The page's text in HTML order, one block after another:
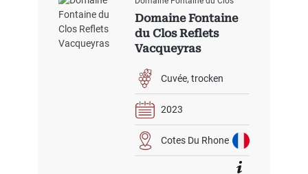
Domaine Fontaine
du Clos Reflets
Vacqueyras
Cuvée trocken
2023
Cotes Du Rhone